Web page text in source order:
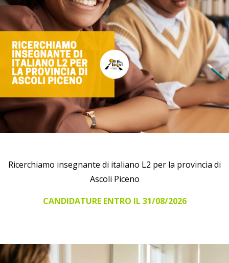
Ricerchiamo insegnante di italiano L2 per la provincia di
Ascoli Piceno
CANDIDATURE ENTRO IL 31/08/2026